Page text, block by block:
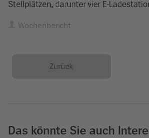
Stellplätzen, darunter vier E-
Wochenbericht
Zurück
Das könnte Sie auch